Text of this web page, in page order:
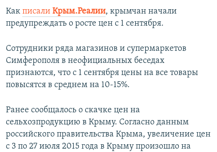
Как писали Крым.Реалии, крымчан начали
предупреждать о росте цен с 1 сентября.
Сотрудники ряда магазинов и супермаркетов
Симферополя в неофициальных беседах
признаются, что с 1 сентября цены на все товары
повысятся в среднем на 10-15%.
Ранее сообщалось о скачке цен на
сельхозпродукцию в Крыму. Согласно данным
российского правительства Крыма, увеличение цен
с 3 по 27 июля 2015 года в Крыму произошло на